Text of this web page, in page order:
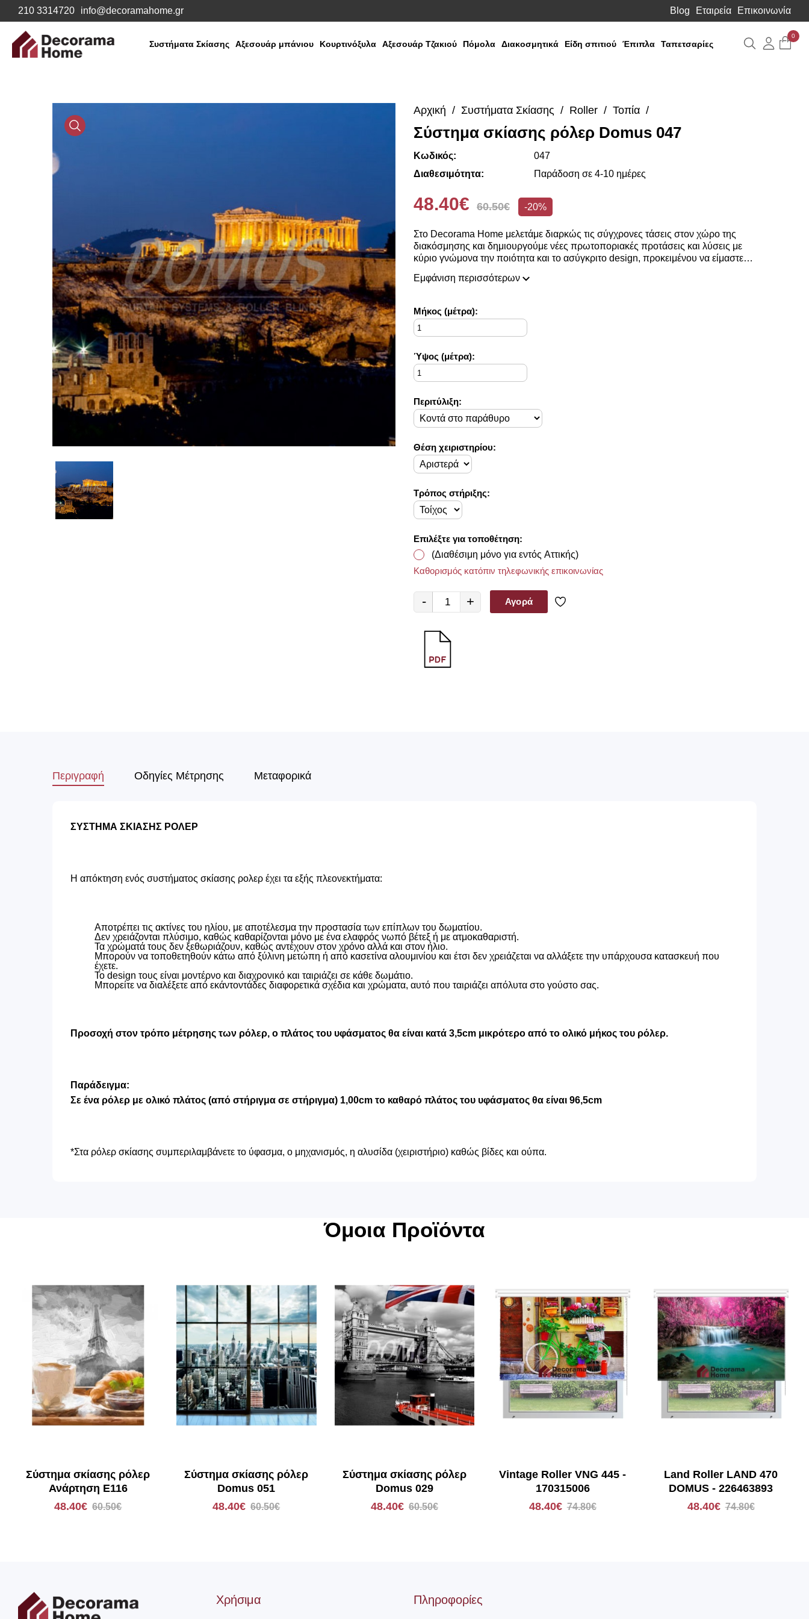
210 3314720 info@decoramahome.gr Blog Εταιρεία Επικοινωνία
Συστήματα Σκίασης Αξεσουάρ μπάνιου Κουρτινόξυλα Αξεσουάρ Τζακιού Πόμολα Διακοσμητικά Είδη σπιτιού Έπιπλα Ταπετσαρίες Αναζήτηση
0
Media
Αρχική Συστήματα Σκίασης Roller Τοπία
Σύστημα σκίασης ρόλερ Domus 047
Κωδικός:
047
Διαθεσιμότητα:
Παράδοση σε 4-10 ημέρες
48.40€ 60.50€ -20%
Στο Decorama Home μελετάμε διαρκώς τις σύγχρονες τάσεις στον χώρο της
διακόσμησης και δημιουργούμε νέες πρωτοποριακές προτάσεις και λύσεις με
κύριο γνώμονα την ποιότητα και το ασύγκριτο design, προκειμένου να είμαστε
Η συλλογή μας ανανεώνεται ριζικά κάθε σεζόν και εμπλουτίζεται με φρέσκες
Στο Decorama Home έχουμε ως στόχο να χαρίσουμε χρώμα και ασύγκριτο στυλ
στο προσωπικό σας χώρο και να τον αναδείξουμε με τον πιο όμορφο τρόπο!
Εμφάνιση περισσότερων
Mήκος (μέτρα):
Ύψος (μέτρα):
Περιτύλιξη:
Θέση χειριστηρίου:
Τρόπος στήριξης:
Επιλέξτε για τοποθέτηση:
(Διαθέσιμη μόνο για εντός Αττικής)
Καθορισμός κατόπιν τηλεφωνικής επικοινωνίας
- + Αγορά
Περιγραφή Οδηγίες Μέτρησης Μεταφορικά
ΣΥΣΤΗΜΑ ΣΚΙΑΣΗΣ ΡΟΛΕΡ
Η απόκτηση ενός συστήματος σκίασης ρολερ έχει τα εξής πλεονεκτήματα:
Αποτρέπει τις ακτίνες του ηλίου, με αποτέλεσμα την προστασία των επίπλων του δωματίου.
Δεν χρειάζονται πλύσιμο, καθώς καθαρίζονται μόνο με ένα ελαφρός νωπό βέτεξ ή με ατμοκαθαριστή.
Τα χρώματά τους δεν ξεθωριάζουν, καθώς αντέχουν στον χρόνο αλλά και στον ήλιο.
Μπορούν να τοποθετηθούν κάτω από ξύλινη μετώπη ή από κασετίνα αλουμινίου και έτσι δεν χρειάζεται να αλλάξετε την υπάρχουσα κατασκευή που
έχετε.
Το design τους είναι μοντέρνο και διαχρονικό και ταιριάζει σε κάθε δωμάτιο.
Μπορείτε να διαλέξετε από εκάντοντάδες διαφορετικά σχέδια και χρώματα, αυτό που ταιριάζει απόλυτα στο γούστο σας.
Προσοχή στον τρόπο μέτρησης των ρόλερ, ο πλάτος του υφάσματος θα είναι κατά 3,5cm μικρότερο από το ολικό μήκος του ρόλερ.
Παράδειγμα:
Σε ένα ρόλερ με ολικό πλάτος (από στήριγμα σε στήριγμα) 1,00cm το καθαρό πλάτος του υφάσματος θα είναι 96,5cm
*Στα ρόλερ σκίασης συμπεριλαμβάνετε το ύφασμα, ο μηχανισμός, η αλυσίδα (χειριστήριο) καθώς βίδες και ούπα.
Όμοια Προϊόντα
Σύστημα σκίασης ρόλερ
Ανάρτηση E116
48.40€ 60.50€
Σύστημα σκίασης ρόλερ
Domus 051
48.40€ 60.50€
Σύστημα σκίασης ρόλερ
Domus 029
48.40€ 60.50€
Vintage Roller VNG 445 -
170315006
48.40€ 74.80€
Land Roller LAND 470
DOMUS - 226463893
48.40€ 74.80€
Χρήσιμα Πληροφορίες